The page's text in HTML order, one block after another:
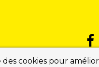
cookies pour